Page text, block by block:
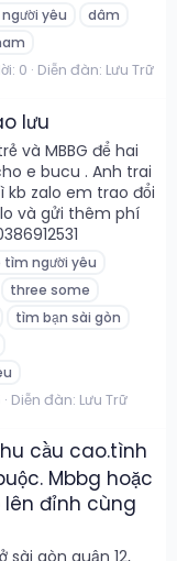
yêu
dâm
0 Diễn đàn: Lưu Trữ
lưu
và MBBG để hai
e bucu . Anh trai
zalo em trao đổi
và gửi thêm phí
tìm người yêu
three some
tìm bạn sài gòn
Diễn đàn: Lưu Trữ
cầu cao.tình
Mbbg hoặc
lên đỉnh cùng
gòn quận 12,